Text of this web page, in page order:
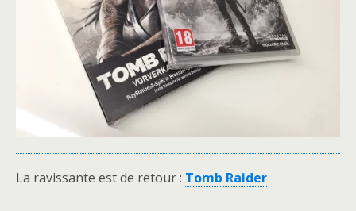
La ravissante est de retour : Tomb Raider